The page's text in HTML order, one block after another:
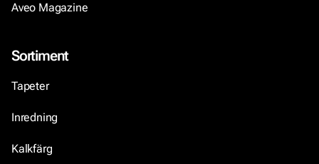
Aveo Magazine
Sortiment
Tapeter
Inredning
Kalkfärg